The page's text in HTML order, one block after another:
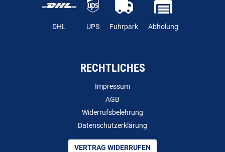
DHL UPS Fuhrpark Abholung
RECHTLICHES
Impressum
AGB
Widerrufsbelehrung
Datenschutzerklärung
VERTRAG WIDERRUFEN